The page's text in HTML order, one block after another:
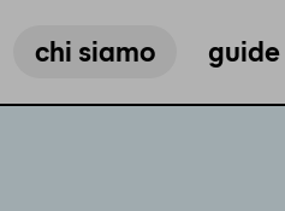
chi siamo guide